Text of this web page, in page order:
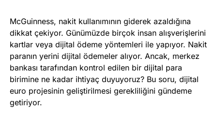
McGuinness, nakit kullanımının giderek azaldığına
dikkat çekiyor. Günümüzde birçok insan alışverişlerini
kartlar veya dijital ödeme yöntemleri ile yapıyor. Nakit
paranın yerini dijital ödemeler alıyor. Ancak, merkez
bankası tarafından kontrol edilen bir dijital para
birimine ne kadar ihtiyaç duyuyoruz? Bu soru, dijital
euro projesinin geliştirilmesi gerekliliğini gündeme
getiriyor.